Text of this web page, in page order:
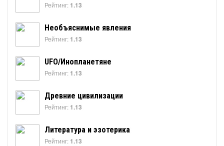
Рейтинг: 1.13
Необъяснимые явления
Рейтинг: 1.13
UFO/Инопланетяне
Рейтинг: 1.13
Древние цивилизации
Рейтинг: 1.13
Литература и эзотерика
Рейтинг: 1.13